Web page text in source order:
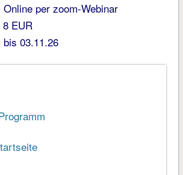
zoom-Webinar
03.11.26